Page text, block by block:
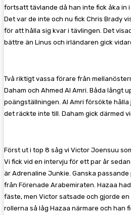
fortsatt tävlande då han inte fick åka in
Det var de inte och nu fick Chris Brady
för att hålla sig kvar i tävlingen. Det
bättre än Linus och irländaren gick
Två riktigt vassa förare från
Daham och Ahmed Al Amri. Båda långt
poängställningen. Al Amri försökte hålla
det räckte inte till. Daham gick därmed
Först ut i top 8 såg vi Victor Joensuu
Vi fick vid en intervju för ett par år
är Adrenaline Junkie. Ganska
från Förenade Arabemiraten. Hazaa
fäste, men Victor satsade och gjorde
rollerna så låg Hazaa närmare och han